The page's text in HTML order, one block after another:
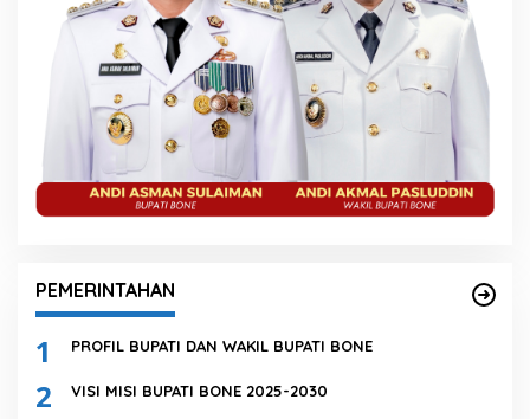
PEMERINTAHAN
1 PROFIL BUPATI DAN WAKIL BUPATI BONE
2 VISI MISI BUPATI BONE 2025-2030